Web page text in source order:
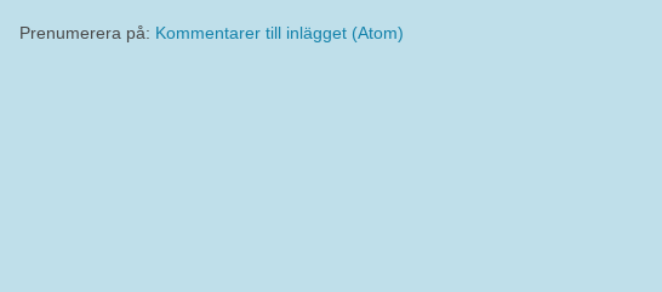
Prenumerera på: Kommentarer till inlägget (Atom)